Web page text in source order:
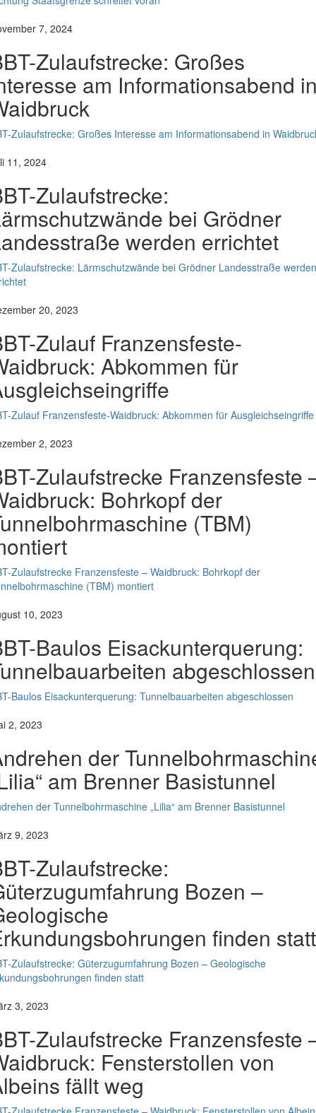
7, 2024
Zulaufstrecke: Großes
am Informationsabend
Zulaufstrecke: Großes Interesse am Informationsabend in
11, 2024
Zulaufstrecke:
bei Grödner
werden errichtet
Zulaufstrecke: Lärmschutzwände bei Grödner Landesstraße werden
20, 2023
Zulauf Franzensfeste-
Abkommen für
Zulauf Franzensfeste-Waidbruck: Abkommen für Ausgleichseingriffe
2, 2023
Zulaufstrecke Franzensfeste
Bohrkopf der
(TBM)
Zulaufstrecke Franzensfeste – Waidbruck: Bohrkopf der
(TBM) montiert
10, 2023
Baulos Eisackunterquerung:
abgeschlossen
Baulos Eisackunterquerung: Tunnelbauarbeiten abgeschlossen
2, 2023
der
am Brenner Basistunnel
der Tunnelbohrmaschine „Lilia“ am Brenner Basistunnel
9, 2023
Zulaufstrecke:
Bozen –
finden statt
Zulaufstrecke: Güterzugumfahrung Bozen – Geologische
finden statt
3, 2023
Zulaufstrecke Franzensfeste
Fensterstollen von
fällt weg